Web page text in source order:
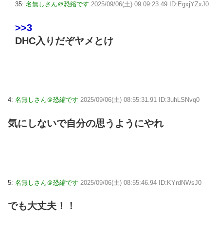
35: 名無しさん＠恐縮です 2025/09/06(土) 09:09:23.49 ID:EgxjYZxJ0
>>3
DHC入りだぞヤメとけ
4: 名無しさん＠恐縮です 2025/09/06(土) 08:55:31.91 ID:3uhLSNvq0
気にしないで自分の思うようにやれ
5: 名無しさん＠恐縮です 2025/09/06(土) 08:55:46.94 ID:KYrdNWsJ0
でも大丈夫！！